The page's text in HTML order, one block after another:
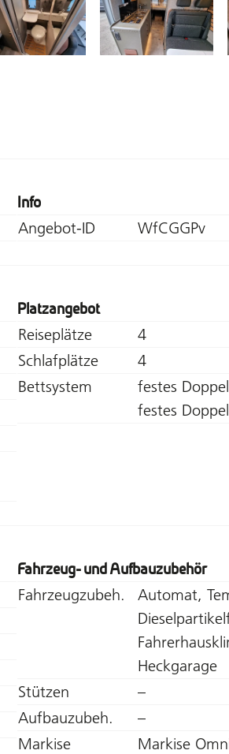
Info
Angebot-ID WfCGGPv
Platzangebot
Reiseplätze
4
Schlafplätze
4
Bettsystem
festes
festes
Fahrzeug- und Aufbauzubehör
Fahrzeugzubeh.
Automat,
Heckgarage
Stützen
–
Aufbauzubeh.
–
Markise
Markise